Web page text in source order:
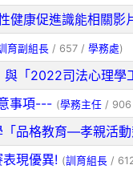
健康促進識能相關影
育副組長/ 657 / 學務處)
「2022司法心理學
事項--- (學務主任/ 906
品格教育―孝親活
現優異! (訓育組長/